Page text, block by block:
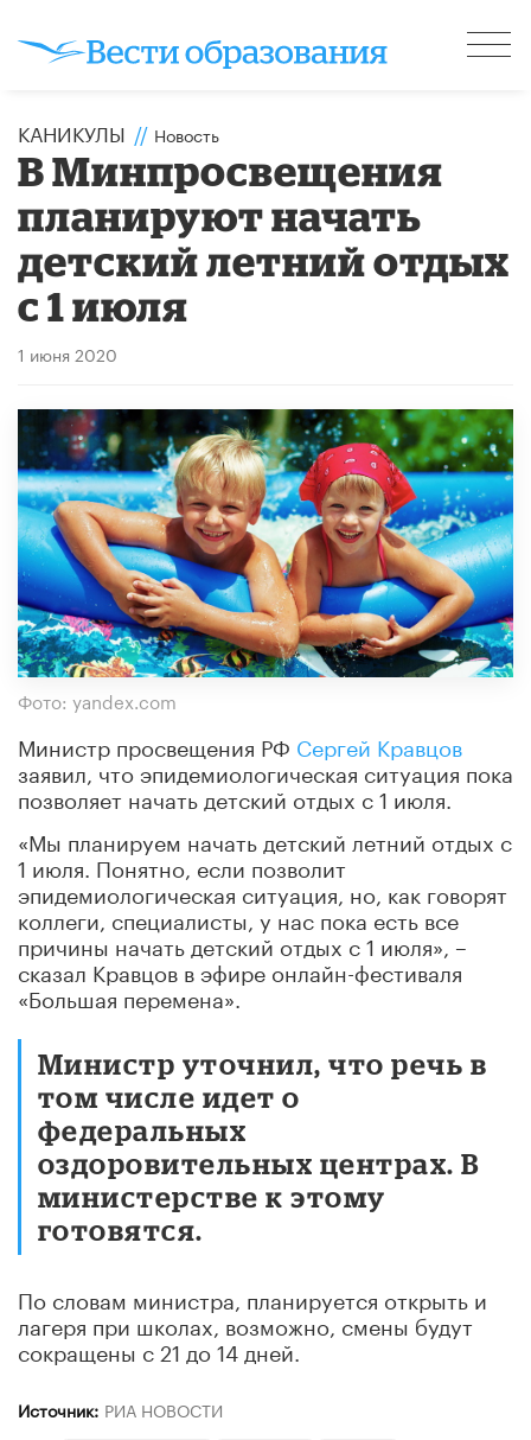
КАНИКУЛЫ // Новость
В Минпросвещения
планируют начать
детский летний отдых
с 1 июля
1 июня 2020
Фото: yandex.com
Министр просвещения РФ Сергей Кравцов
заявил, что эпидемиологическая ситуация пока
позволяет начать детский отдых с 1 июля.
«Мы планируем начать детский летний отдых с
1 июля. Понятно, если позволит
эпидемиологическая ситуация, но, как говорят
коллеги, специалисты, у нас пока есть все
причины начать детский отдых с 1 июля», –
сказал Кравцов в эфире онлайн-фестиваля
«Большая перемена».
Министр уточнил, что речь в
том числе идет о
федеральных
оздоровительных центрах. В
министерстве к этому
готовятся.
По словам министра, планируется открыть и
лагеря при школах, возможно, смены будут
сокращены с 21 до 14 дней.
Источник: РИА НОВОСТИ